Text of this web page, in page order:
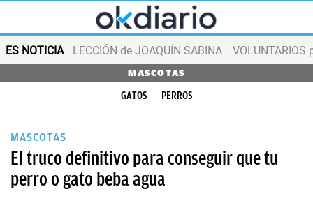
ES NOTICIA LECCIÓN de JOAQUÍN SABINA VOLUNTARIOS
MASCOTAS
GATOS PERROS
MASCOTAS
El truco definitivo para conseguir que tu
perro o gato beba agua